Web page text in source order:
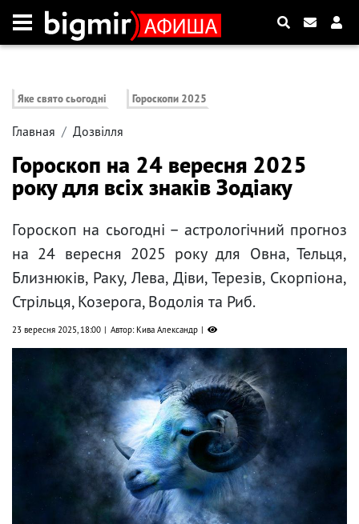
Яке свято сьогодні Гороскопи 2025
Главная Дозвілля
Гороскоп на 24 вересня 2025
року для всіх знаків Зодіаку
Гороскоп на сьогодні – астрологічний прогноз
на 24 вересня 2025 року для Овна, Тельця,
Близнюків, Раку, Лева, Діви, Терезів, Скорпіона,
Стрільця, Козерога, Водолія та Риб.
23 вересня 2025, 18:00 Автор: Кива Александр